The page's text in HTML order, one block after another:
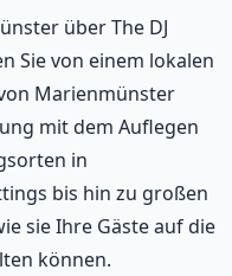
über The DJ
Sie von einem lokalen
Marienmünster
mit dem Auflegen
in
bis hin zu großen
sie Ihre Gäste auf die
können.